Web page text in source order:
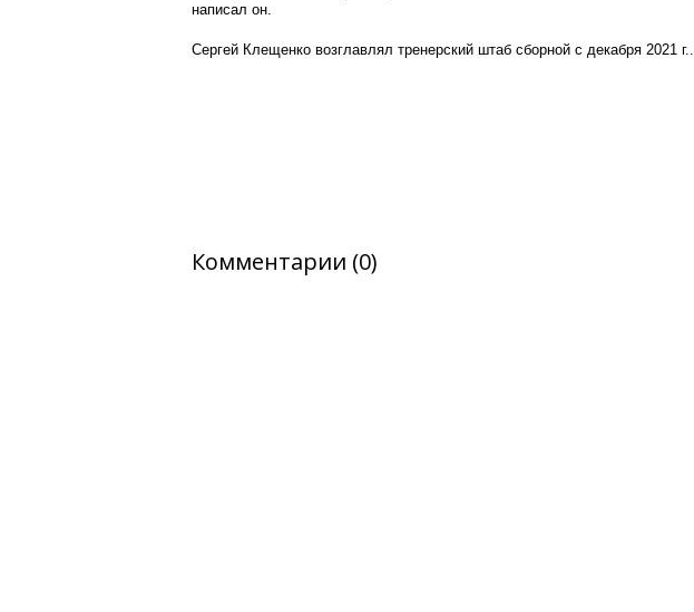
написал он.
Сергей Клещенко возглавлял тренерский штаб сборной с декабря 2021 г..
Комментарии (0)